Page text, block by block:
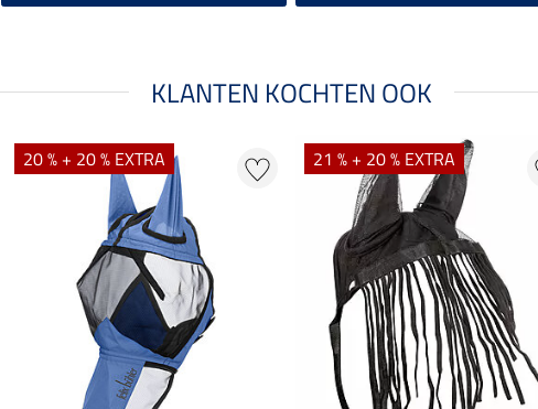
KLANTEN KOCHTEN OOK
20 % + 20 % EXTRA 21 % + 20 % EXTRA